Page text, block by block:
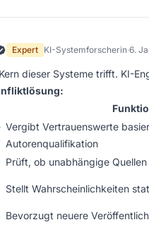
Expert KI-Systemforscherin·6.
dieser Systeme trifft. KI-
Vergibt Vertrauenswerte
Autorenqualifikation
Prüft, ob unabhängige
Stellt Wahrscheinlichkeiten
Bevorzugt neuere